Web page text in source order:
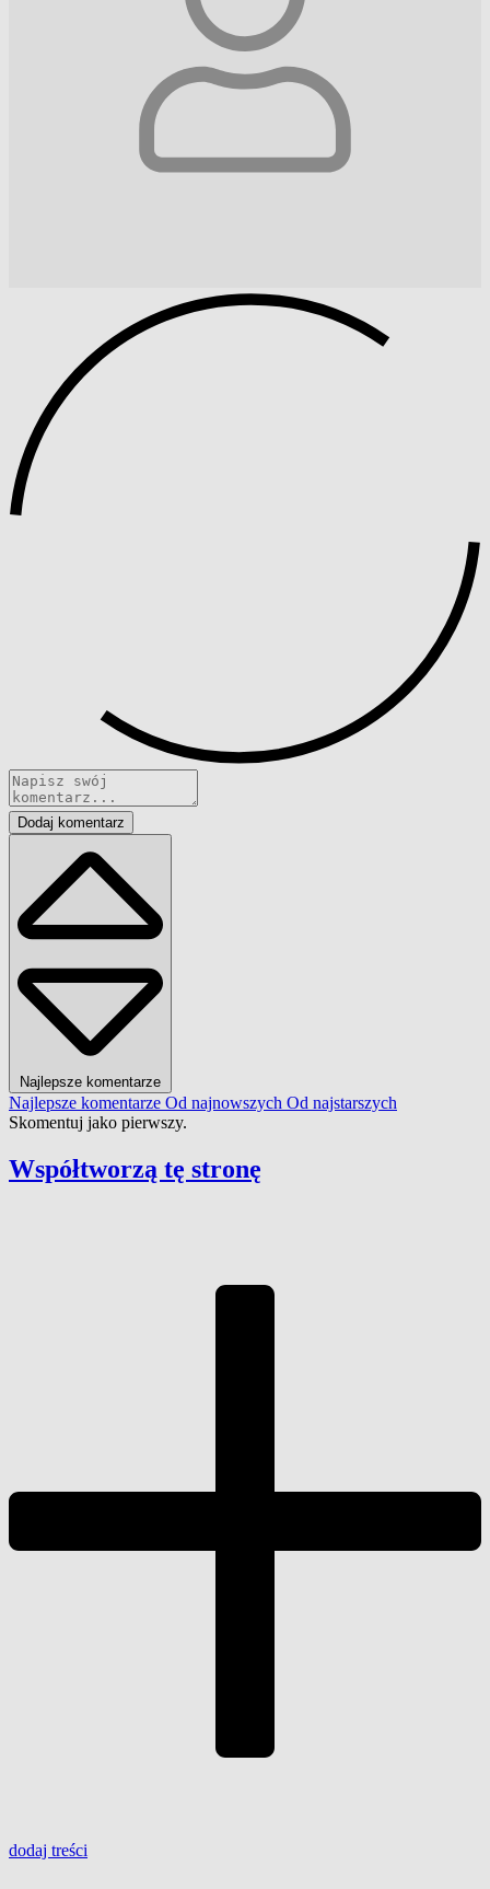
Dodaj komentarz
Najlepsze komentarze
Najlepsze komentarze Od najnowszych Od najstarszych
Skomentuj jako pierwszy.
Współtworzą tę stronę
dodaj treści